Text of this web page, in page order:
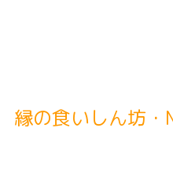
縁の食いしん坊・